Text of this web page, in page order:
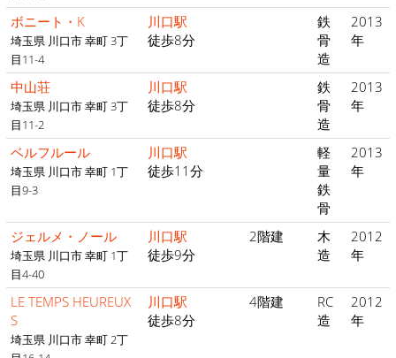
ボニート・K
埼玉県 川口市 幸町 3丁
目11-4
川口駅
徒歩8分
鉄
骨
造
2013
年
中山荘
埼玉県 川口市 幸町 3丁
目11-2
川口駅
徒歩8分
鉄
骨
造
2013
年
ベルフルール
埼玉県 川口市 幸町 1丁
目9-3
川口駅
徒歩11分
軽
量
鉄
骨
2013
年
ジェルメ・ノール
埼玉県 川口市 幸町 1丁
目4-40
川口駅
徒歩9分
2階建
木
造
2012
年
LE TEMPS HEUREUX
S
埼玉県 川口市 幸町 2丁
川口駅
徒歩8分
4階建
RC
造
2012
年